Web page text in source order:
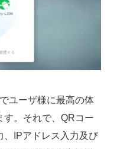
ユーザ様に最高の体
す。それで、QRコー
、IPアドレス入力及び